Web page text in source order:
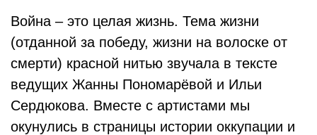
Война – это целая жизнь. Тема жизни
(отданной за победу, жизни на волоске от
смерти) красной нитью звучала в тексте
ведущих Жанны Пономарёвой и Ильи
Сердюкова. Вместе с артистами мы
окунулись в страницы истории оккупации и